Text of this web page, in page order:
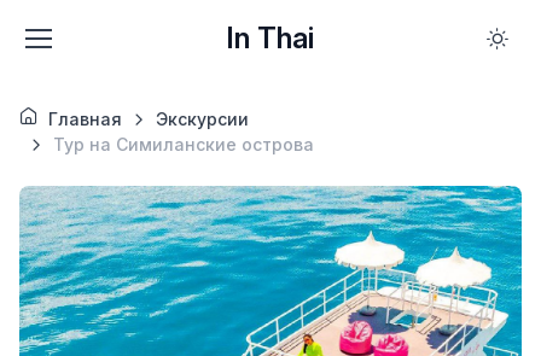
In Thai
Главная
Экскурсии
Тур на Симиланские острова